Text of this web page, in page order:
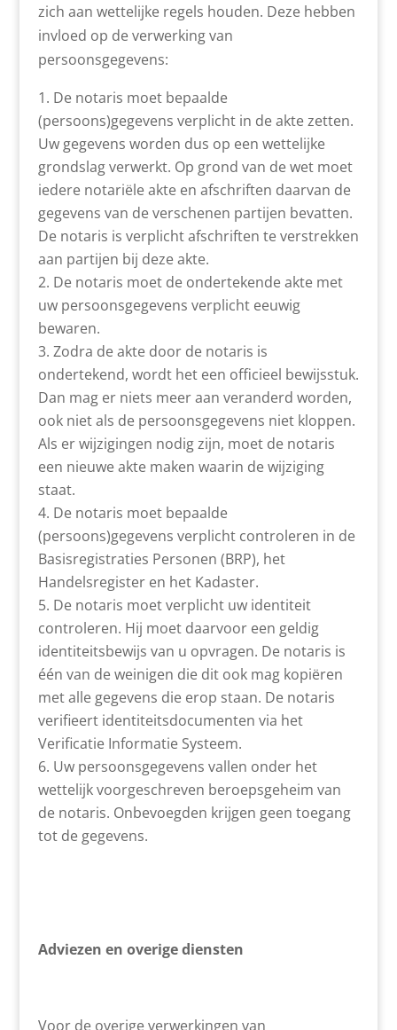
zich aan wettelijke regels houden. Deze hebben
invloed op de verwerking van
persoonsgegevens:
De notaris moet bepaalde
(persoons)gegevens verplicht in de akte zetten.
Uw gegevens worden dus op een wettelijke
grondslag verwerkt. Op grond van de wet moet
iedere notariële akte en afschriften daarvan de
gegevens van de verschenen partijen bevatten.
De notaris is verplicht afschriften te verstrekken
aan partijen bij deze akte.
De notaris moet de ondertekende akte met
uw persoonsgegevens verplicht eeuwig
bewaren.
Zodra de akte door de notaris is
ondertekend, wordt het een officieel bewijsstuk.
Dan mag er niets meer aan veranderd worden,
ook niet als de persoonsgegevens niet kloppen.
Als er wijzigingen nodig zijn, moet de notaris
een nieuwe akte maken waarin de wijziging
staat.
De notaris moet bepaalde
(persoons)gegevens verplicht controleren in de
Basisregistraties Personen (BRP), het
Handelsregister en het Kadaster.
De notaris moet verplicht uw identiteit
controleren. Hij moet daarvoor een geldig
identiteitsbewijs van u opvragen. De notaris is
één van de weinigen die dit ook mag kopiëren
met alle gegevens die erop staan. De notaris
verifieert identiteitsdocumenten via het
Verificatie Informatie Systeem.
Uw persoonsgegevens vallen onder het
wettelijk voorgeschreven beroepsgeheim van
de notaris. Onbevoegden krijgen geen toegang
tot de gegevens.
Adviezen en overige diensten
Voor de overige verwerkingen van